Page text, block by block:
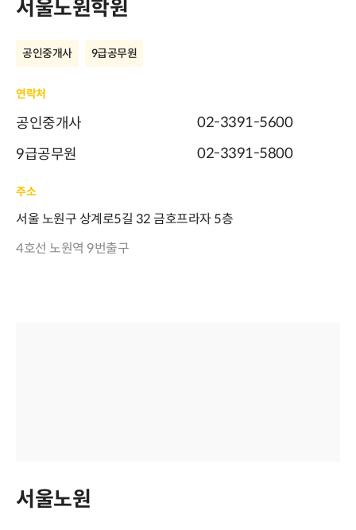
서울노원학원
공인중개사 9급공무원
연락처
공인중개사
02-3391-5600
9급공무원
02-3391-5800
주소
서울 노원구 상계로5길 32 금호프라자 5층
4호선 노원역 9번출구
서울노원